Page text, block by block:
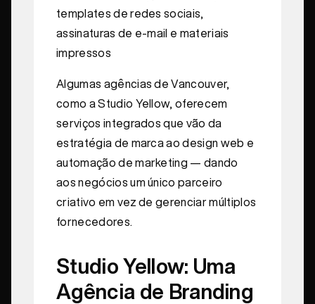
templates de redes sociais,
assinaturas de e-mail e materiais
impressos
Algumas agências de Vancouver,
como a Studio Yellow, oferecem
serviços integrados que vão da
estratégia de marca ao design web e
automação de marketing — dando
aos negócios um único parceiro
criativo em vez de gerenciar múltiplos
fornecedores.
Studio Yellow: Uma
Agência de Branding